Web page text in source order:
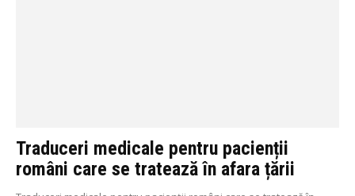
Traduceri medicale pentru pacienții
români care se tratează în afara țării